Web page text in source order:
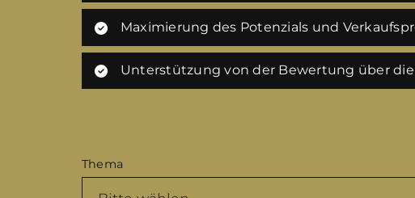
Maximierung des Potenzials und
Unterstützung von der Bewertung über
Thema